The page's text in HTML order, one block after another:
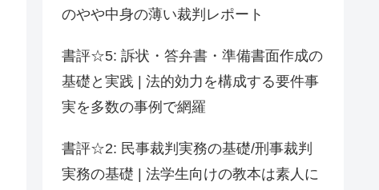
のやや中身の薄い裁判レポート
書評☆5: 訴状・答弁書・準備書面作成の
基礎と実践 | 法的効力を構成する要件事
実を多数の事例で網羅
書評☆2: 民事裁判実務の基礎/刑事裁判
実務の基礎 | 法学生向けの教本は素人に